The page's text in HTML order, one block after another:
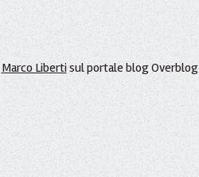
Marco Libertisul portale blog Overblog